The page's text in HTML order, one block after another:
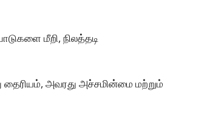
மீறி, நிலத்தடி
அவரது அச்சமின்மை மற்றும்